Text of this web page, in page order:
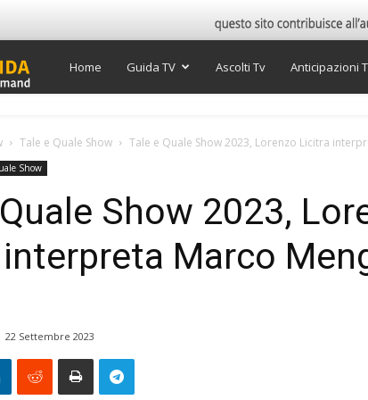
Super
Home Guida TV Ascolti Tv Anticipazioni
Tale e Quale Show Tale e Quale Show 2023, Lorenzo Licitra
Show
Show 2023,
Marco
22 Settembre 2023